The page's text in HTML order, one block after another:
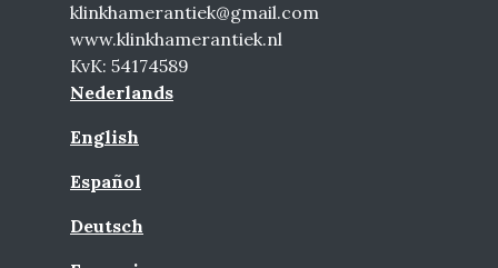
klinkhamerantiek@gmail.com
www.klinkhamerantiek.nl
KvK: 54174589
Nederlands
English
Español
Deutsch